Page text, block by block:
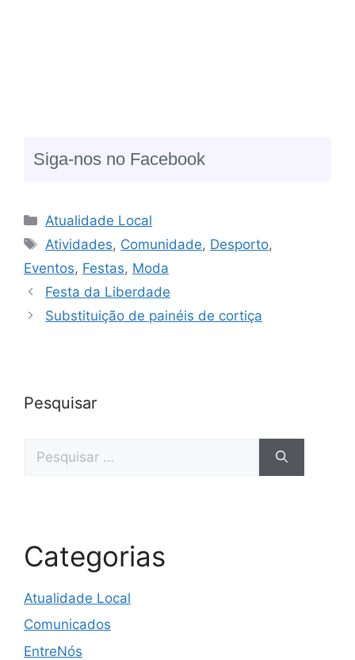
Siga-nos no Facebook
Atualidade Local
Atividades, Comunidade, Desporto,
Eventos, Festas, Moda
Festa da Liberdade
Substituição de painéis de cortiça
Pesquisar
Categorias
Atualidade Local
Comunicados
EntreNós